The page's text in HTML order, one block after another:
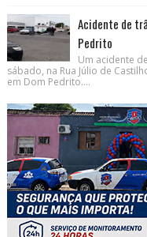
Acidente de
Pedrito
Um acidente
sábado, na Rua Júlio de
em Dom Pedrito....